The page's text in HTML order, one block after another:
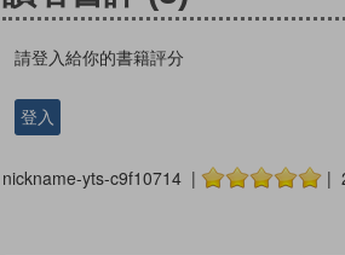
請登入給你的書籍評分
登入
nickname-yts-c9f10714 | |